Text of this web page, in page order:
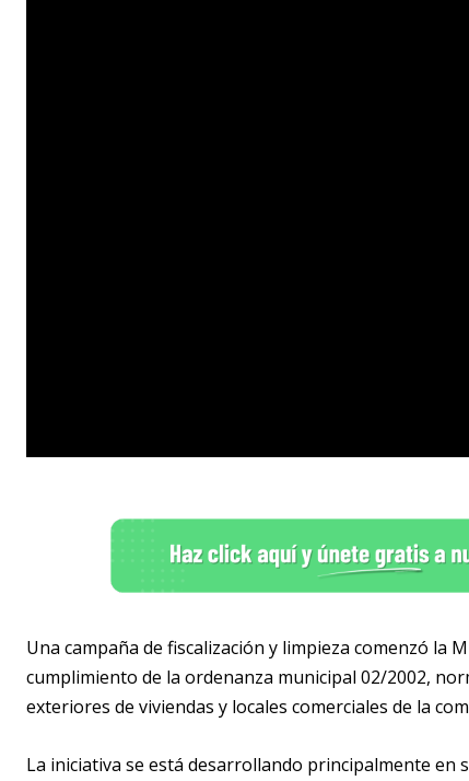
Una campaña de fiscalización y limpieza comenzó la
cumplimiento de la ordenanza municipal 02/2002,
exteriores de viviendas y locales comerciales de la
La iniciativa se está desarrollando principalmente